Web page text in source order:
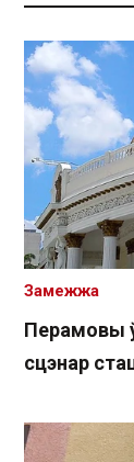
Перамовы
сцэнар
Замежжа